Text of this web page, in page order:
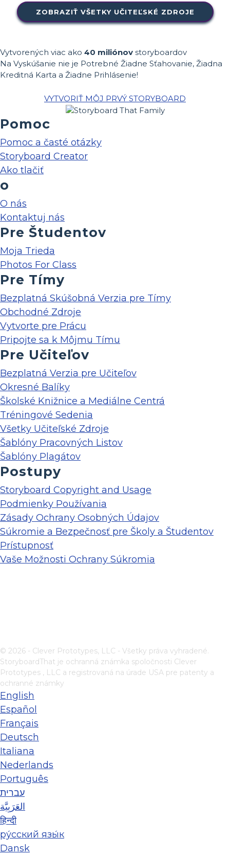
ZOBRAZIŤ VŠETKY UČITEĽSKÉ ZDROJE
Vytvorených viac ako 40 miliónov storyboardov
Na Vyskúšanie nie je Potrebné Žiadne Sťahovanie, Žiadna
Kreditná Karta a Žiadne Prihlásenie!
VYTVORIŤ MÔJ PRVÝ STORYBOARD
Pomoc
Pomoc a časté otázky
Storyboard Creator
Ako tlačiť
o
O nás
Kontaktuj nás
Pre Študentov
Moja Trieda
Photos For Class
Pre Tímy
Bezplatná Skúšobná Verzia pre Tímy
Obchodné Zdroje
Vytvorte pre Prácu
Pripojte sa k Môjmu Tímu
Pre Učiteľov
Bezplatná Verzia pre Učiteľov
Okresné Balíky
Školské Knižnice a Mediálne Centrá
Tréningové Sedenia
Všetky Učiteľské Zdroje
Šablóny Pracovných Listov
Šablóny Plagátov
Postupy
Storyboard Copyright and Usage
Podmienky Používania
Zásady Ochrany Osobných Údajov
Súkromie a Bezpečnosť pre Školy a Študentov
Prístupnosť
Vaše Možnosti Ochrany Súkromia
© 2026 - Clever Prototypes, LLC - Všetky práva vyhradené.
StoryboardThat je ochranná známka spoločnosti Clever
Prototypes , LLC a registrovaná na úrade USA pre patenty a
ochranné známky
English
Español
Français
Deutsch
Italiana
Nederlands
Português
עברית
العَرَبِيَّة
हिन्दी
ру́сский язы́к
Dansk